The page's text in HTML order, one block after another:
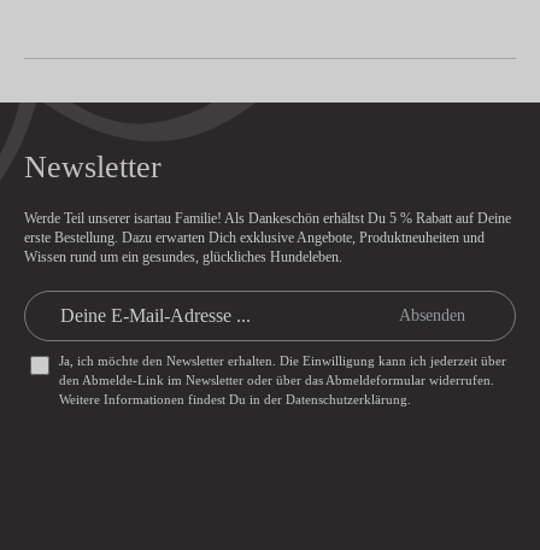
Newsletter
Werde Teil unserer isartau Familie! Als Dankeschön erhältst Du 5 % Rabatt auf Deine
erste Bestellung. Dazu erwarten Dich exklusive Angebote, Produktneuheiten und
Wissen rund um ein gesundes, glückliches Hundeleben.
Absenden
Ja, ich möchte den Newsletter erhalten. Die Einwilligung kann ich jederzeit über
den Abmelde-Link im Newsletter oder über das Abmeldeformularwiderrufen.
Weitere Informationen findest Du in der Datenschutzerklärung